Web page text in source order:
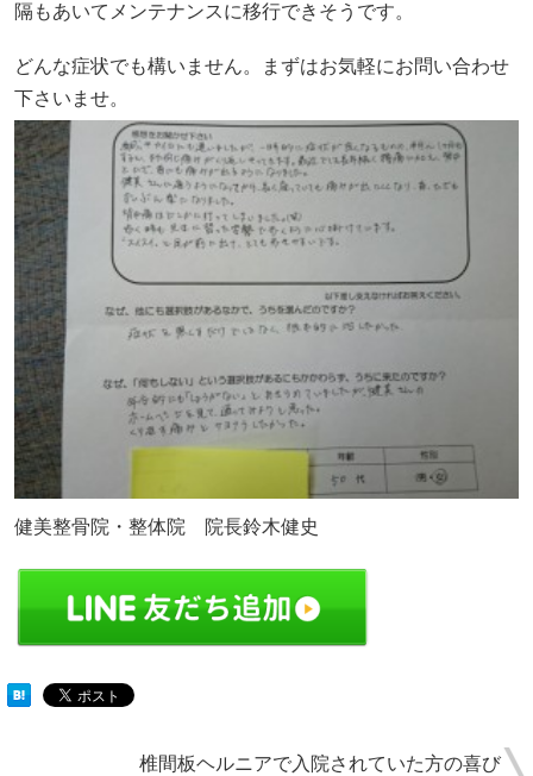
隔もあいてメンテナンスに移行できそうです。
どんな症状でも構いません。まずはお気軽にお問い合わせ
下さいませ。
健美整骨院・整体院 院長鈴木健史
椎間板ヘルニアで入院されていた方の喜び